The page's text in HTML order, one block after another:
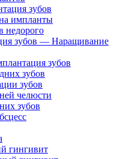
зубов
импланты
недорого
зубов — Наращивание
зубов
зубов
зубов
челюсти
зубов
гингивит